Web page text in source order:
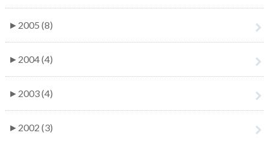
► 2005 (8)
► 2004 (4)
► 2003 (4)
► 2002 (3)